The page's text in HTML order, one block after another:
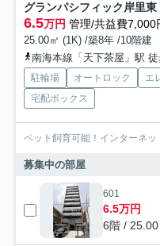
グランパシフィック岸里東
6.5万円 管理/共益費7,000
25.00㎡ (1K) /築8年 /10階建
南海本線「天下茶屋」駅
駐輪場 オートロック エ
宅配ボックス
ペット飼育可能！インターネッ
募集中の部屋
601
6.5万円
6階 /